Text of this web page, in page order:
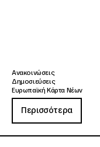
Ανακοινώσεις
Δημοσιεύσεις
Ευρωπαϊκή Κάρτα Νέων
Περισσότερα